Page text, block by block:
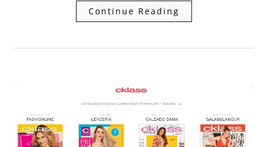
Continue Reading